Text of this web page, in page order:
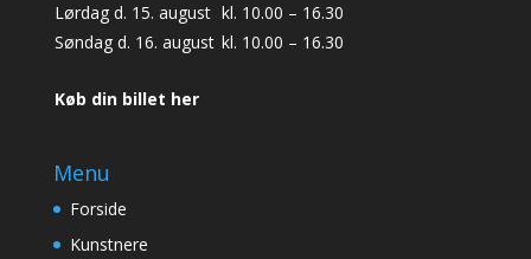
Lørdag d. 15. august kl. 10.00 – 16.30
Søndag d. 16. august kl. 10.00 – 16.30
Køb din billet her
Menu
Forside
Kunstnere